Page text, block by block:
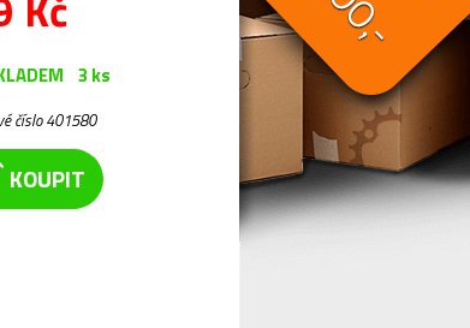
3 ks
číslo 401580
KOUPIT